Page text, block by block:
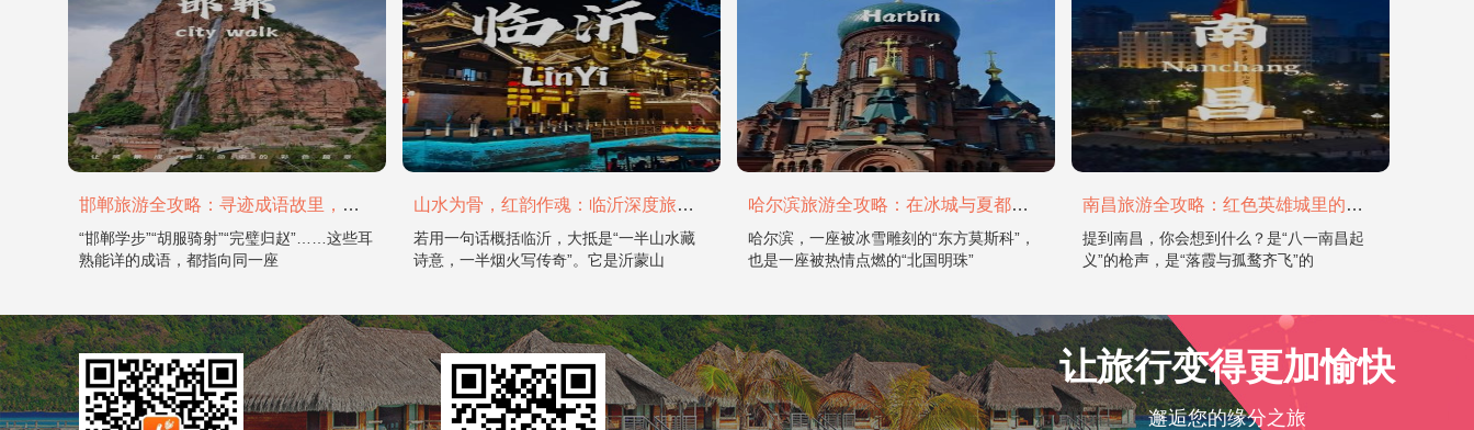
邯郸旅游全攻略：寻迹成语故里，邂逅太行古韵
“邯郸学步”“胡服骑射”“完璧归赵”……这些耳
熟能详的成语，都指向同一座
山水为骨，红韵作魂：临沂深度旅游攻略
若用一句话概括临沂，大抵是“一半山水藏
诗意，一半烟火写传奇”。它是沂蒙山
哈尔滨旅游全攻略：在冰城与夏都，邂逅欧陆童话与中国浪漫
哈尔滨，一座被冰雪雕刻的“东方莫斯科”，
也是一座被热情点燃的“北国明珠”
南昌旅游全攻略：红色英雄城里的烟火与山水
提到南昌，你会想到什么？是“八一南昌起
义”的枪声，是“落霞与孤鹜齐飞”的
让旅行变得更加愉快
邂逅您的缘分之旅